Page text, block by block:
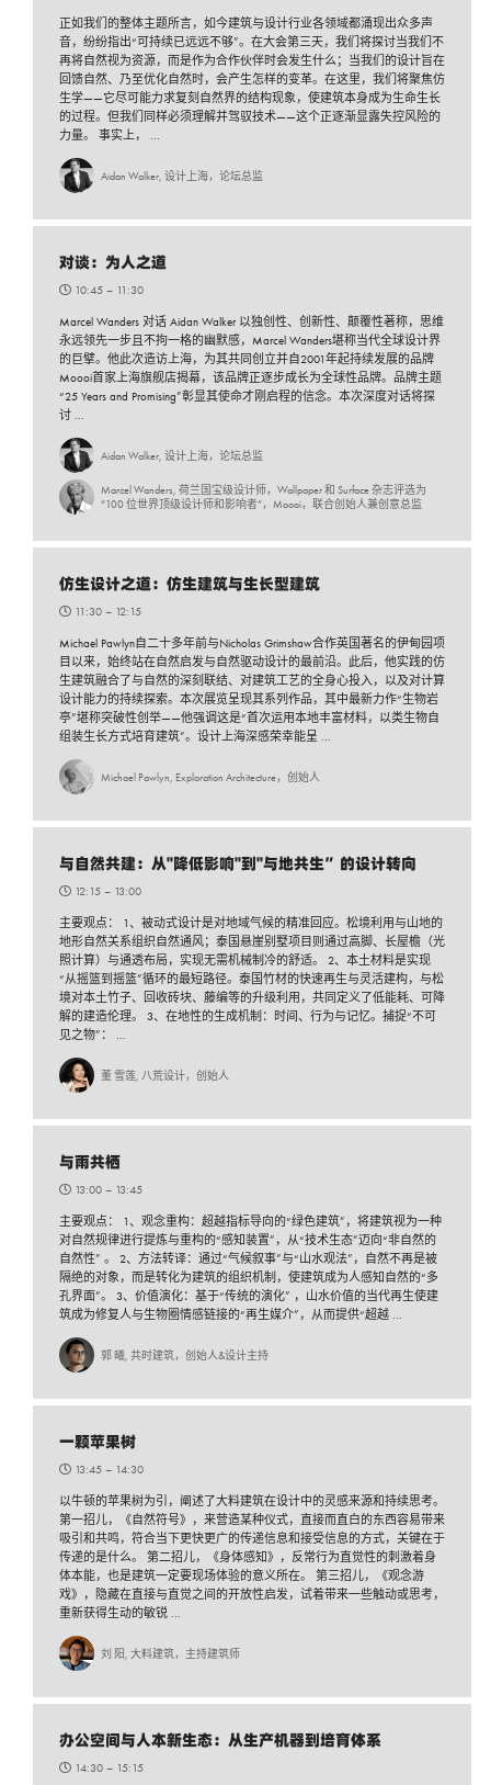
正如我们的整体主题所言，如今建筑与设计行业各领域都涌现出众多声
音，纷纷指出“可持续已远远不够”。在大会第三天，我们将探讨当我们不
再将自然视为资源，而是作为合作伙伴时会发生什么；当我们的设计旨在
回馈自然、乃至优化自然时，会产生怎样的变革。在这里，我们将聚焦仿
生学——它尽可能力求复刻自然界的结构现象，使建筑本身成为生命生长
的过程。但我们同样必须理解并驾驭技术——这个正逐渐显露失控风险的
力量。 事实上， ...
Aidan Walker, 设计上海，论坛总监
对谈：为人之道
10:45 – 11:30
Marcel Wanders 对话 Aidan Walker 以独创性、创新性、颠覆性著称，思维
永远领先一步且不拘一格的幽默感，Marcel Wanders堪称当代全球设计界
的巨擘。他此次造访上海，为其共同创立并自2001年起持续发展的品牌
Moooi首家上海旗舰店揭幕，该品牌正逐步成长为全球性品牌。品牌主题
“25 Years and Promising”彰显其使命才刚启程的信念。本次深度对话将探
讨 ...
Aidan Walker, 设计上海，论坛总监
Marcel Wanders, 荷兰国宝级设计师，Wallpaper 和 Surface 杂志评选为
“100 位世界顶级设计师和影响者”，Moooi，联合创始人兼创意总监
仿生设计之道：仿生建筑与生长型建筑
11:30 – 12:15
Michael Pawlyn自二十多年前与Nicholas Grimshaw合作英国著名的伊甸园项
目以来，始终站在自然启发与自然驱动设计的最前沿。此后，他实践的仿
生建筑融合了与自然的深刻联结、对建筑工艺的全身心投入，以及对计算
设计能力的持续探索。本次展览呈现其系列作品，其中最新力作“生物岩
亭”堪称突破性创举——他强调这是“首次运用本地丰富材料，以类生物自
组装生长方式培育建筑”。设计上海深感荣幸能呈 ...
Michael Pawlyn, Exploration Architecture，创始人
与自然共建：从"降低影响"到"与地共生”的设计转向
12:15 – 13:00
主要观点： 1、被动式设计是对地域气候的精准回应。松境利用与山地的
地形自然关系组织自然通风；泰国悬崖别墅项目则通过高脚、长屋檐（光
照计算）与通透布局，实现无需机械制冷的舒适。 2、本土材料是实现
“从摇篮到摇篮”循环的最短路径。泰国竹材的快速再生与灵活建构，与松
境对本土竹子、回收砖块、藤编等的升级利用，共同定义了低能耗、可降
解的建造伦理。 3、在地性的生成机制：时间、行为与记忆。捕捉“不可
见之物”： ...
董 雪莲, 八荒设计，创始人
与雨共栖
13:00 – 13:45
主要观点： 1、观念重构：超越指标导向的“绿色建筑”，将建筑视为一种
对自然规律进行提炼与重构的“感知装置”，从“技术生态”迈向“非自然的
自然性” 。 2、方法转译：通过“气候叙事”与“山水观法”，自然不再是被
隔绝的对象，而是转化为建筑的组织机制，使建筑成为人感知自然的“多
孔界面”。 3、价值演化：基于“传统的演化” ，山水价值的当代再生使建
筑成为修复人与生物圈情感链接的“再生媒介”，从而提供“超越 ...
郭 曦, 共时建筑，创始人&设计主持
一颗苹果树
13:45 – 14:30
以牛顿的苹果树为引，阐述了大料建筑在设计中的灵感来源和持续思考。
第一招儿，《自然符号》，来营造某种仪式，直接而直白的东西容易带来
吸引和共鸣，符合当下更快更广的传递信息和接受信息的方式，关键在于
传递的是什么。 第二招儿，《身体感知》，反常行为直觉性的刺激着身
体本能，也是建筑一定要现场体验的意义所在。 第三招儿，《观念游
戏》，隐藏在直接与直觉之间的开放性启发，试着带来一些触动或思考，
重新获得生动的敏锐 ...
刘 阳, 大料建筑，主持建筑师
办公空间与人本新生态：从生产机器到培育体系
14:30 – 15:15